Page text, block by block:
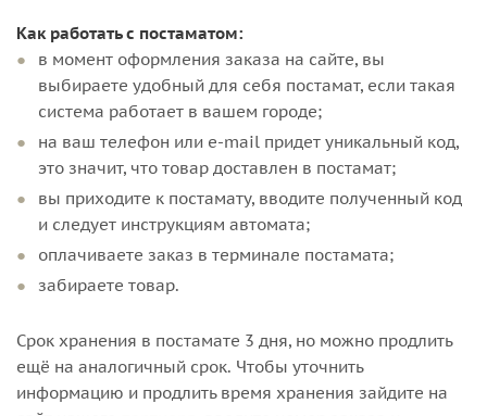
Как работать с постаматом:
в момент оформления заказа на сайте, вы
выбираете удобный для себя постамат, если такая
система работает в вашем городе;
на ваш телефон или e-mail придет уникальный код,
это значит, что товар доставлен в постамат;
вы приходите к постамату, вводите полученный код
и следует инструкциям автомата;
оплачиваете заказ в терминале постамата;
забираете товар.
Срок хранения в постамате 3 дня, но можно продлить
ещё на аналогичный срок. Чтобы уточнить
информацию и продлить время хранения зайдите на